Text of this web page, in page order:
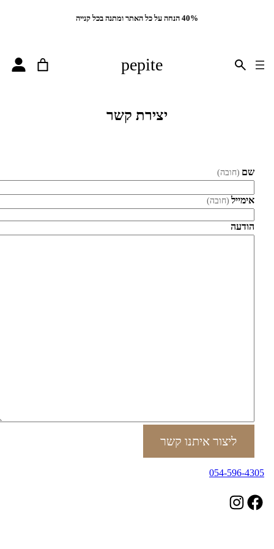
40% הנחה על כל האתר ומתנה בכל קנייה
pepite
יצירת קשר
שם (חובה)
אימייל (חובה)
הודעה
ליצור איתנו קשר
054-596-4305
Facebook
Instagram